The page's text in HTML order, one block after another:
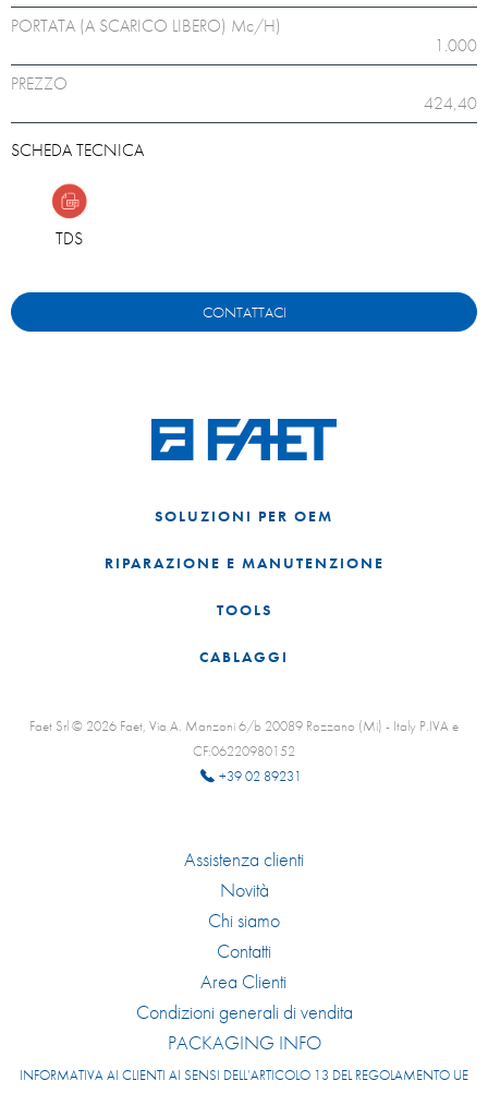
PORTATA (A SCARICO LIBERO) Mc/H)
1.000
PREZZO
424,40
SCHEDA TECNICA
TDS
CONTATTACI
SOLUZIONI PER OEM
RIPARAZIONE E MANUTENZIONE
TOOLS
CABLAGGI
Faet Srl © 2026 Faet, Via A. Manzoni 6/b 20089 Rozzano (Mi) - Italy P.IVA e
CF:06220980152
+39 02 89231
Assistenza clienti
Novità
Chi siamo
Contatti
Area Clienti
Condizioni generali di vendita
PACKAGING INFO
INFORMATIVA AI CLIENTI AI SENSI DELL’ARTICOLO 13 DEL REGOLAMENTO UE